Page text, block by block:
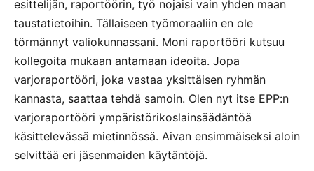
esittelijän, raportöörin, työ nojaisi vain yhden maan
taustatietoihin. Tällaiseen työmoraaliin en ole
törmännyt valiokunnassani. Moni raportööri kutsuu
kollegoita mukaan antamaan ideoita. Jopa
varjoraportööri, joka vastaa yksittäisen ryhmän
kannasta, saattaa tehdä samoin. Olen nyt itse EPP:n
varjoraportööri ympäristörikoslainsäädäntöä
käsittelevässä mietinnössä. Aivan ensimmäiseksi aloin
selvittää eri jäsenmaiden käytäntöjä.